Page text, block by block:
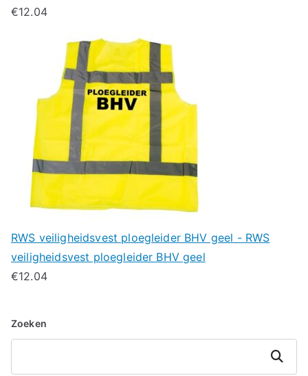
€12.04
RWS veiligheidsvest ploegleider BHV geel - RWS
veiligheidsvest ploegleider BHV geel
€12.04
Zoeken
Zoeken